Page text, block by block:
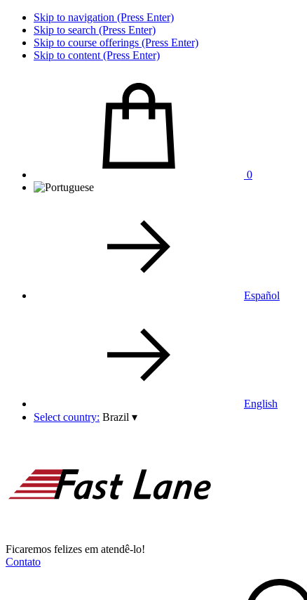
Skip to navigation (Press Enter)
Skip to search (Press Enter)
Skip to course offerings (Press Enter)
Skip to content (Press Enter)
0
Español
English
Select country: Brazil ▾
Ficaremos felizes em atendê-lo!
Contato